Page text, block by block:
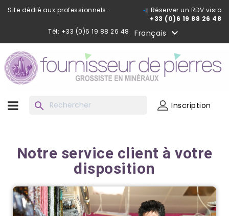
Site dédié aux professionnels ·
Réserver un RDV visio
+33 (0)6 19 88 26 48
Tél: +33 (0)6 19 88 26 48
Français 
search Inscription
Notre service client à votre
disposition